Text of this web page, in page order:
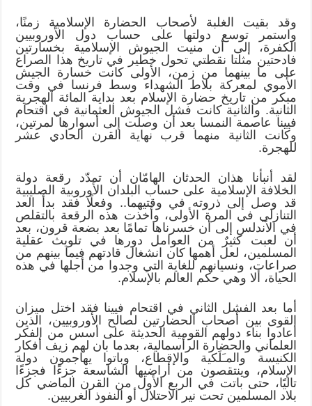
وقد بقيت الغلبة لأصحاب الحضارة الإسلامية زمنًا،
واستمر توسع دولتها على حساب دول الأوروبيين
الكفرة، إلى أن منيت الجيوش الإسلامية بخسارتين
فادحتين مثلتا نقطتي تحول خطير في تاريخ هذا الصراع
على ما بينهما من زمن، الأولى كانت خسارة الجيش
الأموي لمعركة بلاط الشهداء وسط فرنسا في وقت
مبكر من تاريخ حضارة الإسلام بعد بداية المائة الهجرية
الثانية. والثانية كانت فشل الجيوش العثمانية في اقتحام
فيينا عاصمة النمسا بعد أن وصلت إلى أسوارها لمرتين،
وكانت الثانية منهما قرب نهاية القرن الحادي عشر
للهجرة.
لقد أنبأنا هذان الحدثان الهامّان أن تمدّد رقعة دولة
الخلافة الإسلامية على حساب البلدان الأوروبية الصليبية
قد وصل إلى ذروته في وقتيهما.. وفعلًا فقد بدأ العد
التنازلي في المرة الأولى، وأخذت هذه الرقعة بالتقلص
في الأندلس إلى أن خسرناها تمامًا بعد بضعة قرون، بعد
أن لعبت كثيرٌ من العوامل دورها في تلويث عقلية
المسلمين، لعل أهمها كان انشغال قادتهم فيما بينهم من
صراعات، ونسيانهم للغاية التي وجدوا من أجلها في هذه
الحياة، ألا وهي حكم العالم بالإسلام.
أما بعد الفشل الثاني في اقتحام فيينا فقد اختل ميزان
القوى بين أصحاب الحضارتين لصالح الأوروبيين، الذين
أعادوا بناء دولهم القومية الحديثة على أسس من الفكر
العلماني والحضارة الرأسمالية، بعدما بان لهم زيف أفكار
الكنيسة والمـَلَكية والإقطاع، وباتوا يهاجمون دولة
الإسلام، وينتقصون من أراضيها الشاسعة جزءًا فجزءًا
تاليًا، حتى باتت في الربع الأول من القرن الماضي كل
بلاد المسلمين تحت نير الاحتلال أو النفوذ الغربيين.